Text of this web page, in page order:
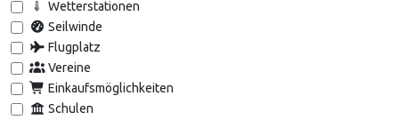
Wetterstationen
Seilwinde
Flugplatz
Vereine
Einkaufsmöglichkeiten
Schulen